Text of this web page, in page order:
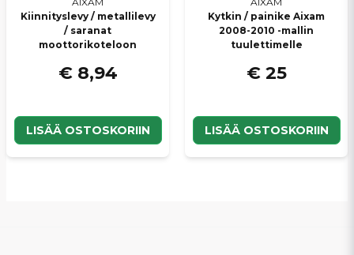
Kiinnityslevy / metallilevy
/ saranat
moottorikoteloon
€ 8,94
LISÄÄ OSTOSKORIIN
Kytkin / painike Aixam
2008-2010 -mallin
tuulettimelle
€ 25
LISÄÄ OSTOSKORIIN